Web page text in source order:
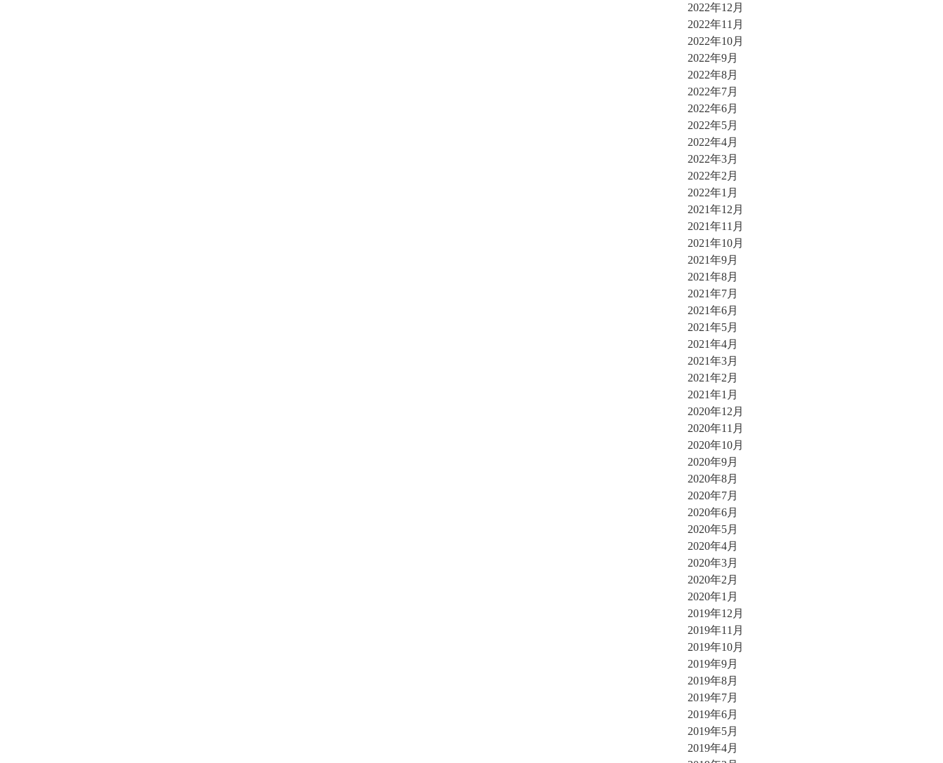
2022年12月
2022年11月
2022年10月
2022年9月
2022年8月
2022年7月
2022年6月
2022年5月
2022年4月
2022年3月
2022年2月
2022年1月
2021年12月
2021年11月
2021年10月
2021年9月
2021年8月
2021年7月
2021年6月
2021年5月
2021年4月
2021年3月
2021年2月
2021年1月
2020年12月
2020年11月
2020年10月
2020年9月
2020年8月
2020年7月
2020年6月
2020年5月
2020年4月
2020年3月
2020年2月
2020年1月
2019年12月
2019年11月
2019年10月
2019年9月
2019年8月
2019年7月
2019年6月
2019年5月
2019年4月